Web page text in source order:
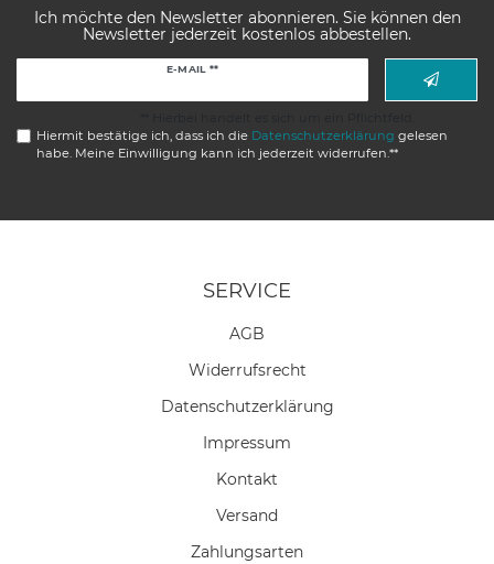
Ich möchte den Newsletter abonnieren. Sie können den
Newsletter jederzeit kostenlos abbestellen.
E-MAIL **
Hiermit bestätige ich, dass ich die Daten­schutz­erklärung gelesen
habe. Meine Einwilligung kann ich jederzeit widerrufen.**
SERVICE
AGB
Widerrufs­recht
Daten­schutz­erklärung
Impressum
Kontakt
Versand
Zahlungsarten